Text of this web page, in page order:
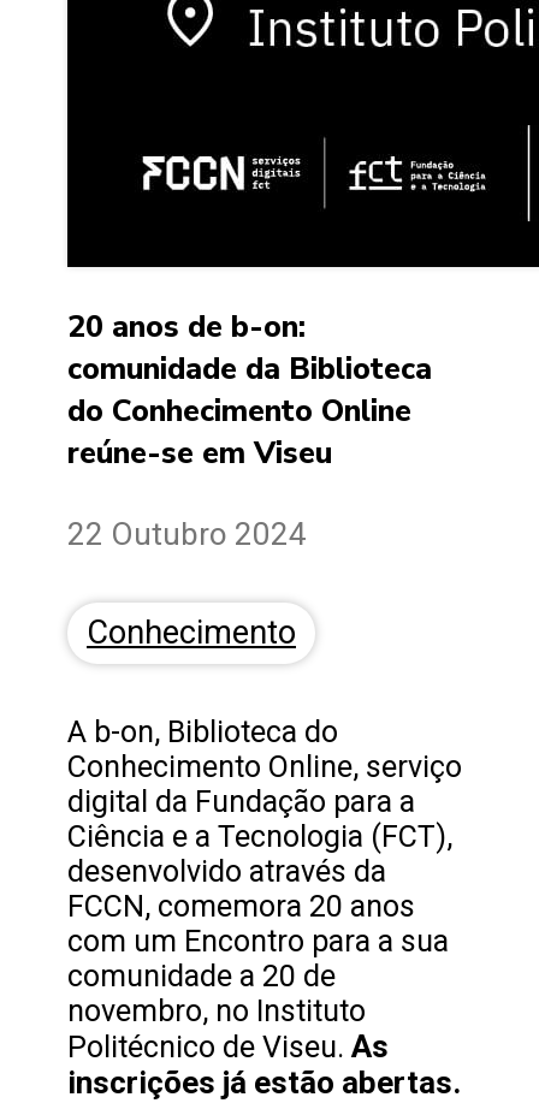
20 anos de b-on:
comunidade da Biblioteca
do Conhecimento Online
reúne-se em Viseu
22 Outubro 2024
Conhecimento
A b-on, Biblioteca do
Conhecimento Online, serviço
digital da Fundação para a
Ciência e a Tecnologia (FCT),
desenvolvido através da
FCCN, comemora 20 anos
com um Encontro para a sua
comunidade a 20 de
novembro, no Instituto
Politécnico de Viseu.As
inscrições já estão abertas.